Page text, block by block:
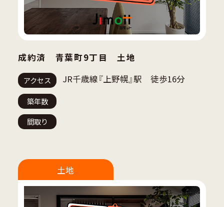
成約済 青葉町9丁目 土地
アクセス JR千歳線『上野幌』駅 徒歩16分
築年数
間取り
土地